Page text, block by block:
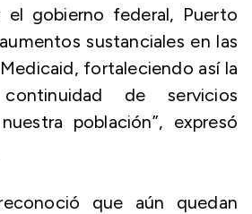
el gobierno federal, Puerto
sustanciales en las
fortaleciendo así la
de servicios
población”, expresó
que aún quedan